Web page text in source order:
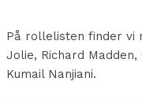
På rollelisten finder vi
Jolie, Richard
Kumail Nanjiani.